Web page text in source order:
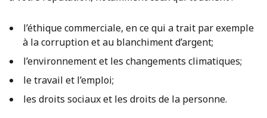
l’éthique commerciale, en ce qui a trait par exemple
à la corruption et au blanchiment d’argent;
l’environnement et les changements climatiques;
le travail et l’emploi;
les droits sociaux et les droits de la personne.